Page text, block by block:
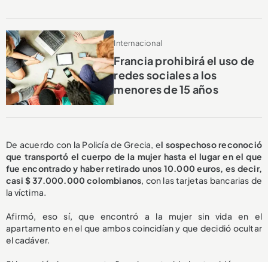
Internacional
Francia prohibirá el uso de
redes sociales a los
menores de 15 años
De acuerdo con la Policía de Grecia, el sospechoso reconoció
que transportó el cuerpo de la mujer hasta el lugar en el que
fue encontrado y haber retirado unos 10.000 euros, es decir,
casi $ 37.000.000 colombianos , con las tarjetas bancarias de
la víctima.
Afirmó, eso sí, que encontró a la mujer sin vida en el
apartamento en el que ambos coincidían y que decidió ocultar
el cadáver.